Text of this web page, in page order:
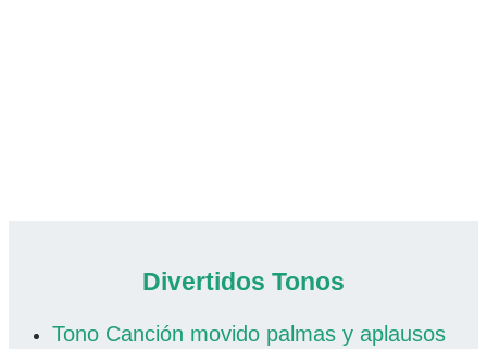
Divertidos Tonos
Tono Canción movido palmas y aplausos